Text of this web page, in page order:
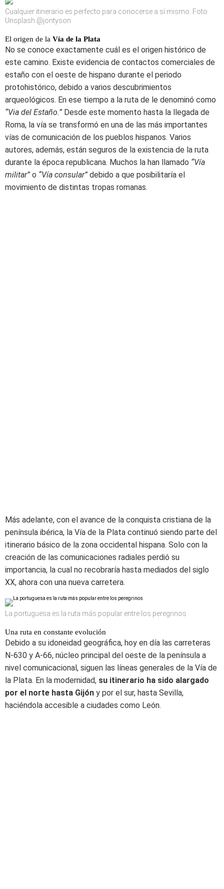
Cualquier itinerario es perfecto para conocerse a sí mismo. Foto
Unsplash @jontyson
El origen de la Vía de la Plata
No se conoce exactamente cuál es el origen histórico de
este camino. Existe evidencia de contactos comerciales de
estaño con el oeste de hispano durante el periodo
protohistórico, debido a varios descubrimientos
arqueológicos. En ese tiempo a la ruta de le denominó como
“Via del Estaño.” Desde este momento hasta la llegada de
Roma, la vía se transformó en una de las más importantes
vías de comunicación de los pueblos hispanos. Varios
autores, además, están seguros de la existencia de la ruta
durante la época republicana. Muchos la han llamado “Vía
militar” o “Vía consular” debido a que posibilitaría el
movimiento de distintas tropas romanas.
Más adelante, con el avance de la conquista cristiana de la
península ibérica, la Vía de la Plata continuó siendo parte del
itinerario básico de la zona occidental hispana. Solo con la
creación de las comunicaciones radiales perdió su
importancia, la cual no recobraría hasta mediados del siglo
XX, ahora con una nueva carretera.
La portuguesa es la ruta más popular entre los peregrinos
Una ruta en constante evolución
Debido a su idoneidad geográfica, hoy en día las carreteras
N-630 y A-66, núcleo principal del oeste de la península a
nivel comunicacional, siguen las líneas generales de la Vía de
la Plata. En la modernidad, su itinerario ha sido alargado
por el norte hasta Gijón y por el sur, hasta Sevilla,
haciéndola accesible a ciudades como León.